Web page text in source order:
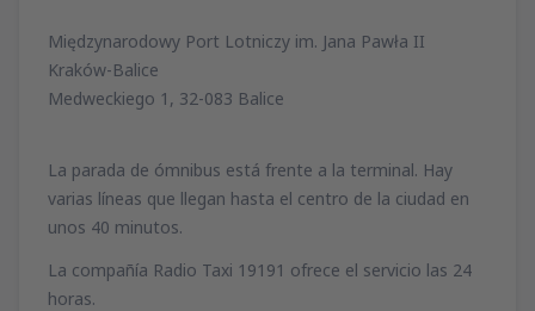
Międzynarodowy Port Lotniczy im. Jana Pawła II
Kraków-Balice
Medweckiego 1, 32-083 Balice
La parada de ómnibus está frente a la terminal. Hay
varias líneas que llegan hasta el centro de la ciudad en
unos 40 minutos.
La compañía Radio Taxi 19191 ofrece el servicio las 24
horas.